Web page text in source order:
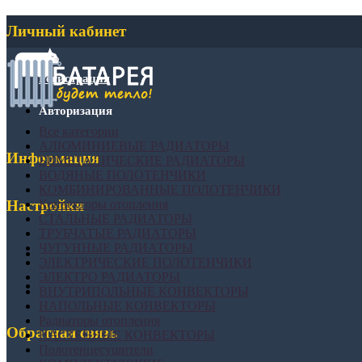
Личный кабинет
Регистрация
Авторизация
Информация
Настройки
Обратная связь
БИМЕТАЛИЧЕСКИЕ РАДИАТОРЫ
Конвекторы отопления
СТАЛЬНЫЕ РАДИАТОРЫ
НАСТЕННЫЕ КОНВЕКТОРЫ